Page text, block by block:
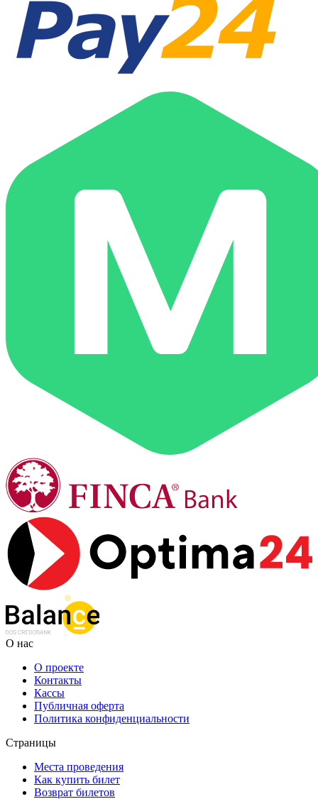
О нас
О проекте
Контакты
Кассы
Публичная оферта
Политика конфиденциальности
Страницы
Места проведения
Как купить билет
Возврат билетов